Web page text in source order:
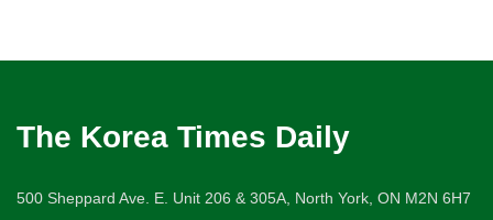
The Korea Times Daily
500 Sheppard Ave. E. Unit 206 & 305A, North York, ON M2N 6H7